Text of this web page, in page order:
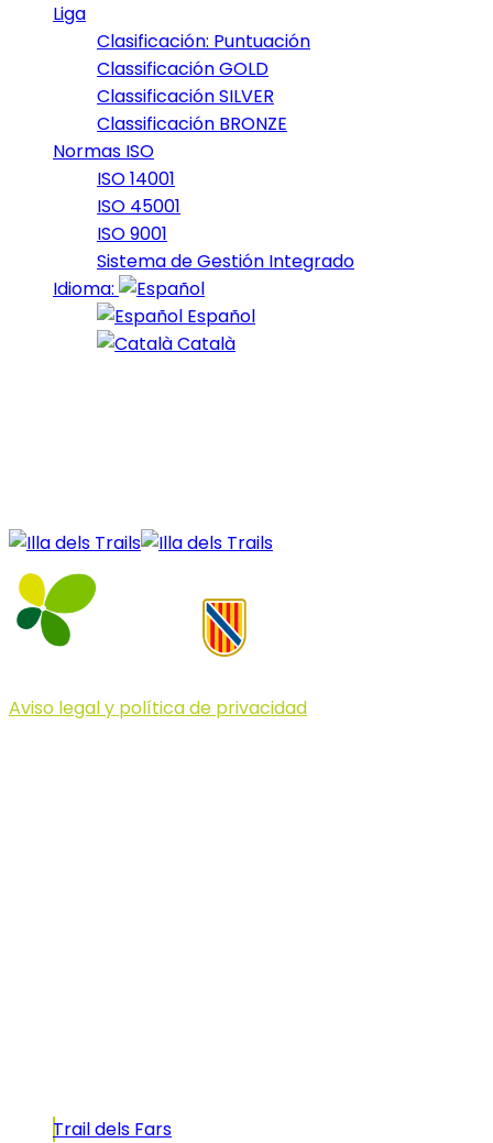
Liga
Clasificación: Puntuación
Classificación GOLD
Classificación SILVER
Classificación BRONZE
Normas ISO
ISO 14001
ISO 45001
ISO 9001
Sistema de Gestión Integrado
Idioma:
Español
Català
Aviso legal y política de privacidad
Trail dels Fars